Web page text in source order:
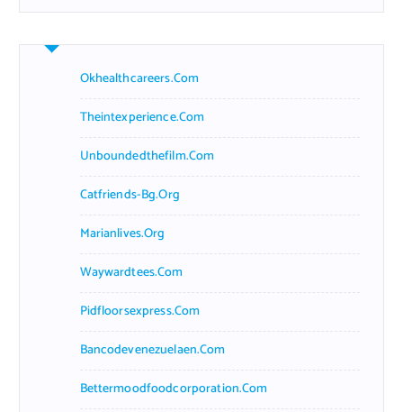
Okhealthcareers.com
Theintexperience.com
Unboundedthefilm.com
Catfriends-Bg.org
Marianlives.org
Waywardtees.com
Pidfloorsexpress.com
Bancodevenezuelaen.com
Bettermoodfoodcorporation.com